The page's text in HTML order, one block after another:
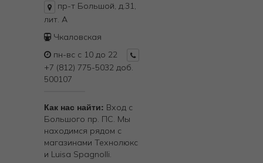
пр-т Большой, д.31,
лит. А
Чкаловская
пн-вс с 10 до 22
+7 (812) 775-5032 доб.
500107
Как нас найти: Вход с
Большого пр. ПС. Мы
находимся рядом с
магазинами Технолюкс
и Luisa Spagnolli.